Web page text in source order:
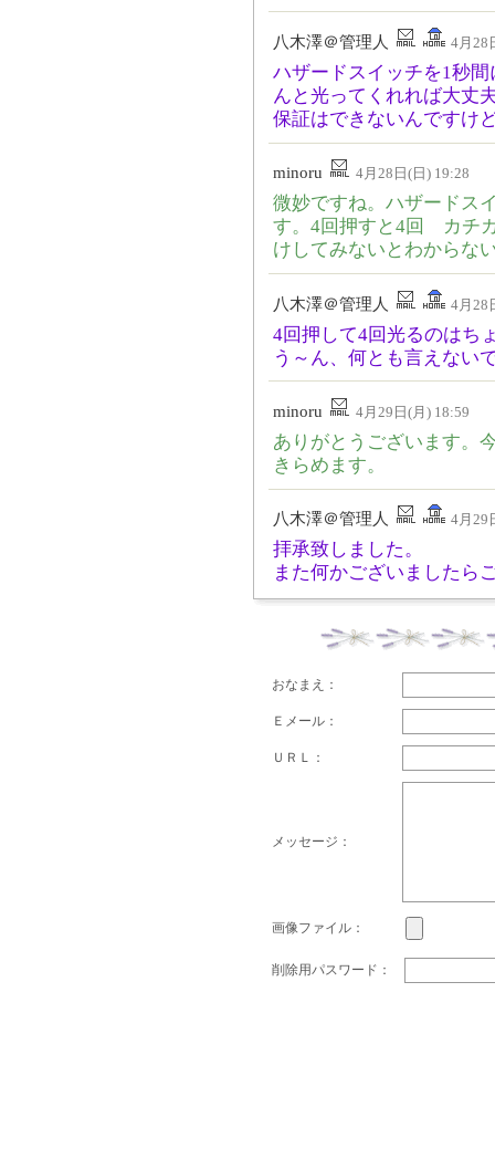
八木澤＠管理人 4月28
ハザードスイッチを1秒
んと光ってくれれば大丈
保証はできないんですけ
minoru 4月28日(日) 19:28
微妙ですね。ハザードス
す。4回押すと4回 カチ
けしてみないとわからな
八木澤＠管理人 4月28
4回押して4回光るのはち
う～ん、何とも言えない
minoru 4月29日(月) 18:59
ありがとうございます
きらめます。
八木澤＠管理人 4月29
拝承致しました。
また何かございましたら
おなまえ：
Ｅメール：
ＵＲＬ：
メッセージ：
画像ファイル：
削除用パスワード：